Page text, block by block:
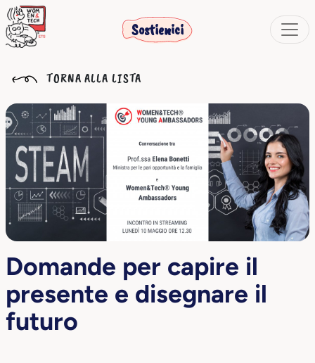
Sostienici
TORNA ALLA LISTA
Domande per capire il
presente e disegnare il
futuro